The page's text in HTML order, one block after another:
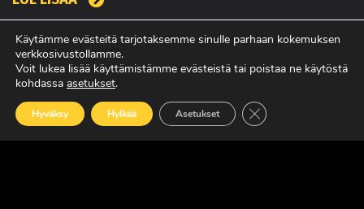
TOUKO KAAKKO VAHVISTAMAAN MATEKON
MYYNTIÄ PIRKANMAALLA
LUE LISÄÄ
Käytämme evästeitä tarjotaksemme sinulle parhaan kokemuksen
verkkosivustollamme.
Voit lukea lisää käyttämistämme evästeistä tai poistaa ne käytöstä
kohdassa asetukset.
Hyväksy Hylkää Asetukset Sulje evästebanneri